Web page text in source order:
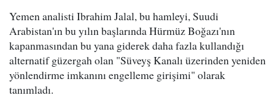
Yemen analisti Ibrahim Jalal, bu hamleyi, Suudi
Arabistan'ın bu yılın başlarında Hürmüz Boğazı'nın
kapanmasından bu yana giderek daha fazla kullandığı
alternatif güzergah olan "Süveyş Kanalı üzerinden yeniden
yönlendirme imkanını engelleme girişimi" olarak
tanımladı.